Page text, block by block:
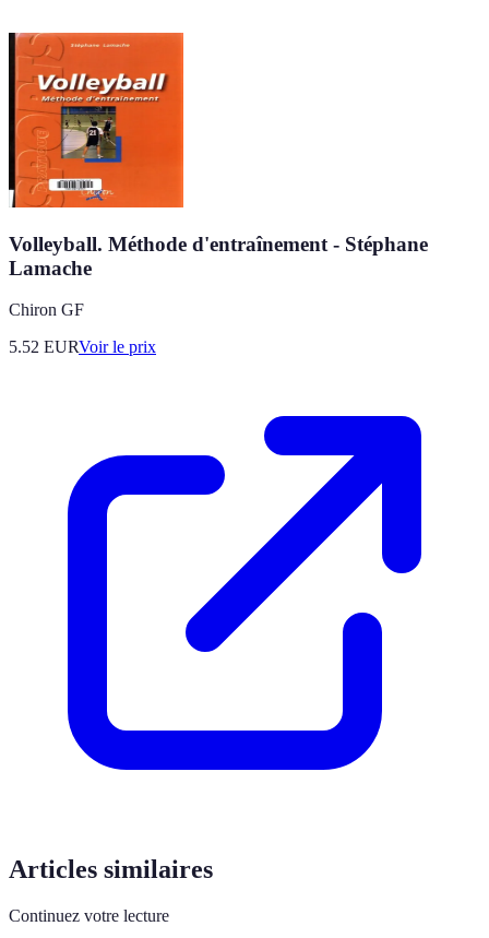
Volleyball. Méthode d'entraînement - Stéphane
Lamache
Chiron GF
5.52 EURVoir le prix
Articles similaires
Continuez votre lecture